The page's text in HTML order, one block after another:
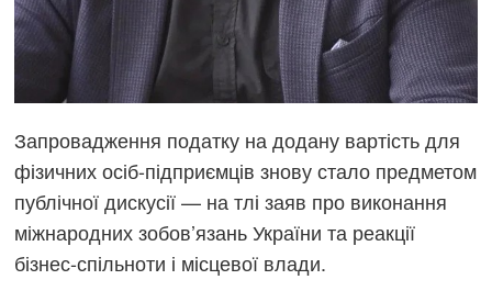
Запровадження податку на додану вартість для
фізичних осіб-підприємців знову стало предметом
публічної дискусії — на тлі заяв про виконання
міжнародних зобов’язань України та реакції
бізнес-спільноти і місцевої влади.